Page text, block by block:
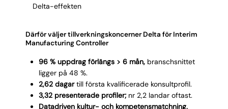
Delta-effekten
Därför väljer tillverkningskoncerner Delta för Interim
Manufacturing Controller
96 % uppdrag förlängs > 6 mån,branschsnittet
ligger på 48 %.
2,62 dagartill första kvalificerade konsultprofil.
3,32 presenterade profiler;nr 2,2 landar oftast.
Datadriven kultur- och kompetensmatchning.